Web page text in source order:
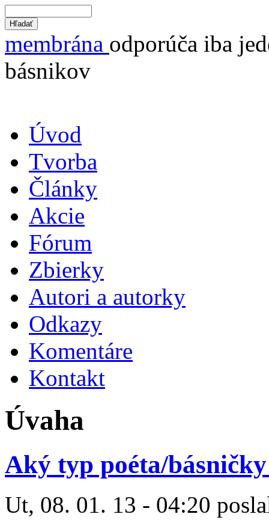
membrána odporúča iba
básnikov
Úvod
Tvorba
Články
Akcie
Fórum
Zbierky
Autori a autorky
Odkazy
Komentáre
Kontakt
Úvaha
Aký typ poéta/básničky
Ut, 08. 01. 13 - 04:20